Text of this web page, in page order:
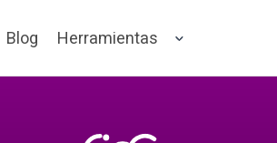
Blog Herramientas